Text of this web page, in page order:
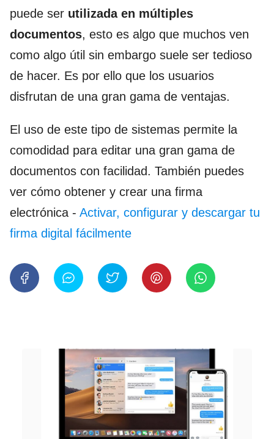
puede ser utilizada en múltiples
documentos, esto es algo que muchos ven
como algo útil sin embargo suele ser tedioso
de hacer. Es por ello que los usuarios
disfrutan de una gran gama de ventajas.
El uso de este tipo de sistemas permite la
comodidad para editar una gran gama de
documentos con facilidad. También puedes
ver cómo obtener y crear una firma
electrónica - Activar, configurar y descargar tu
firma digital fácilmente